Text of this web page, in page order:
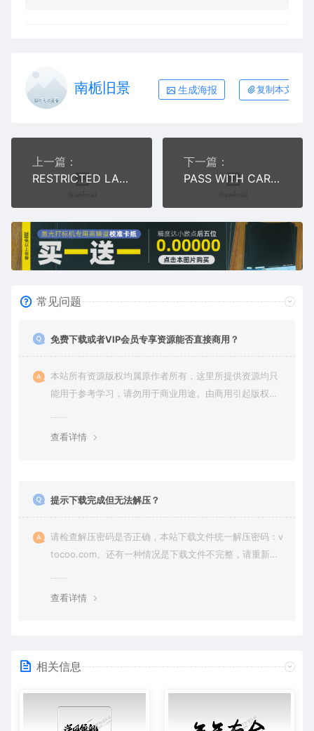
南栀旧景 生成海报 复制本文链接
上一篇：
RESTRICTED LANE ENDS限制车道末端
下一篇：
PASS WITH CARE小心通过指示标提醒
常见问题
免费下载或者VIP会员专享资源能否直接商用？
本站所有资源版权均属原作者所有，这里所提供资源均只
能用于参考学习，请勿用于商业用途。由商用引起版权纠
查看详情
提示下载完成但无法解压？
请检查解压密码是否正确，本站下载文件统一解压密码：v
tocoo.com。还有一种情况是下载文件不完整，请重新下
查看详情
相关信息